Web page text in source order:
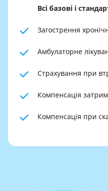
Всі базові і
Загострення
Амбулаторне
Страхування при
Компенсація
Компенсація при